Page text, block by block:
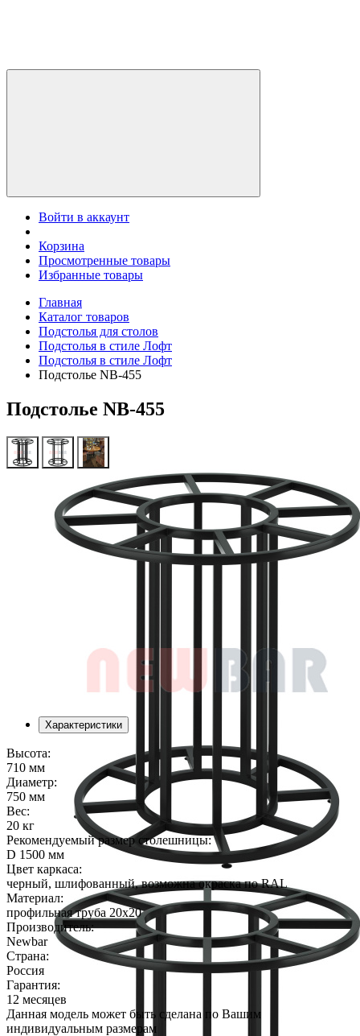
Войти в аккаунт
Корзина
Просмотренные товары
Избранные товары
Главная
Каталог товаров
Подстолья для столов
Подстолья в стиле Лофт
Подстолья в стиле Лофт
Подстолье NB-455
Подстолье NB-455
Характеристики
Высота:
710 мм
Диаметр:
750 мм
Вес:
20 кг
Рекомендуемый размер столешницы:
D 1500 мм
Цвет каркаса:
черный, шлифованный, возможна окраска по RAL
Материал:
профильная труба 20х20
Производитель:
Newbar
Страна:
Россия
Гарантия:
12 месяцев
Данная модель может быть сделана по Вашим
индивидуальным размерам